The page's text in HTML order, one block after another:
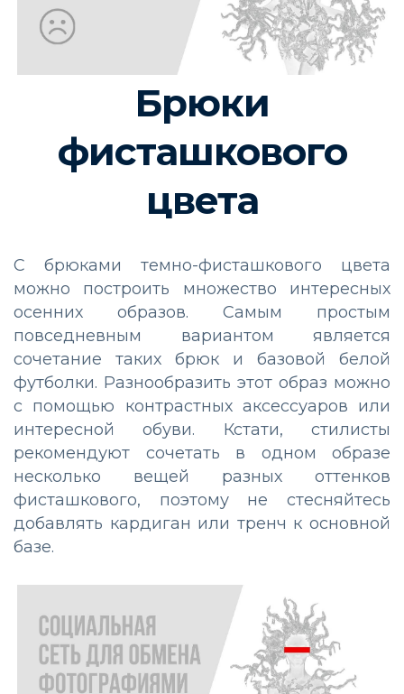
Брюки
фисташкового
цвета
С брюками темно-фисташкового цвета
можно построить множество интересных
осенних образов. Самым простым
повседневным вариантом является
сочетание таких брюк и базовой белой
футболки. Разнообразить этот образ можно
с помощью контрастных аксессуаров или
интересной обуви. Кстати, стилисты
рекомендуют сочетать в одном образе
несколько вещей разных оттенков
фисташкового, поэтому не стесняйтесь
добавлять кардиган или тренч к основной
базе.